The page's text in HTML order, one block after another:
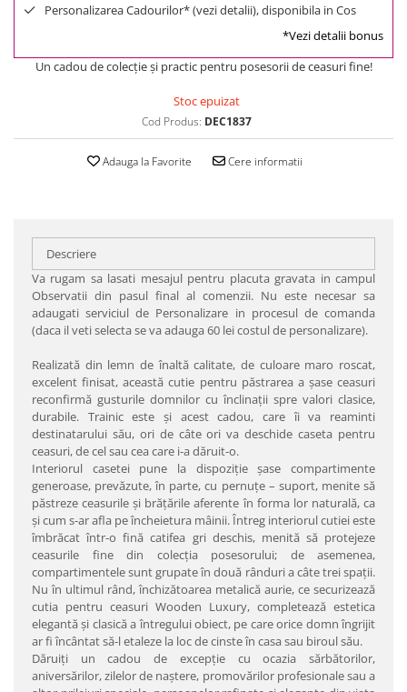
Personalizarea Cadourilor* (vezi detalii), disponibila in Cos
*Vezi detalii bonus
Un cadou de colecţie şi practic pentru posesorii de ceasuri fine!
Stoc epuizat
Cod Produs: DEC1837
Adauga la Favorite Cere informatii
Descriere
Va rugam sa lasati mesajul pentru placuta gravata in campul
Observatii din pasul final al comenzii. Nu este necesar sa
adaugati serviciul de Personalizare in procesul de comanda
(daca il veti selecta se va adauga 60 lei costul de personalizare).
Realizată din lemn de înaltă calitate, de culoare maro roscat,
excelent finisat, această cutie pentru păstrarea a şase ceasuri
reconfirmă gusturile domnilor cu înclinaţii spre valori clasice,
durabile. Trainic este şi acest cadou, care îi va reaminti
destinatarului său, ori de câte ori va deschide caseta pentru
ceasuri, de cel sau cea care i-a dăruit-o.
Interiorul casetei pune la dispoziţie şase compartimente
generoase, prevăzute, în parte, cu pernuţe – suport, menite să
păstreze ceasurile şi brăţările aferente în forma lor naturală, ca
şi cum s-ar afla pe încheietura mâinii. Întreg interiorul cutiei este
îmbrăcat într-o fină catifea gri deschis, menită să protejeze
ceasurile fine din colecţia posesorului; de asemenea,
compartimentele sunt grupate în două rânduri a câte trei spaţii.
Nu în ultimul rând, închizătoarea metalică aurie, ce securizează
cutia pentru ceasuri Wooden Luxury, completează estetica
elegantă şi clasică a întregului obiect, pe care orice domn îngrijit
ar fi încântat să-l etaleze la loc de cinste în casa sau biroul său.
Dăruiţi un cadou de excepţie cu ocazia sărbătorilor,
aniversărilor, zilelor de naştere, promovărilor profesionale sau a